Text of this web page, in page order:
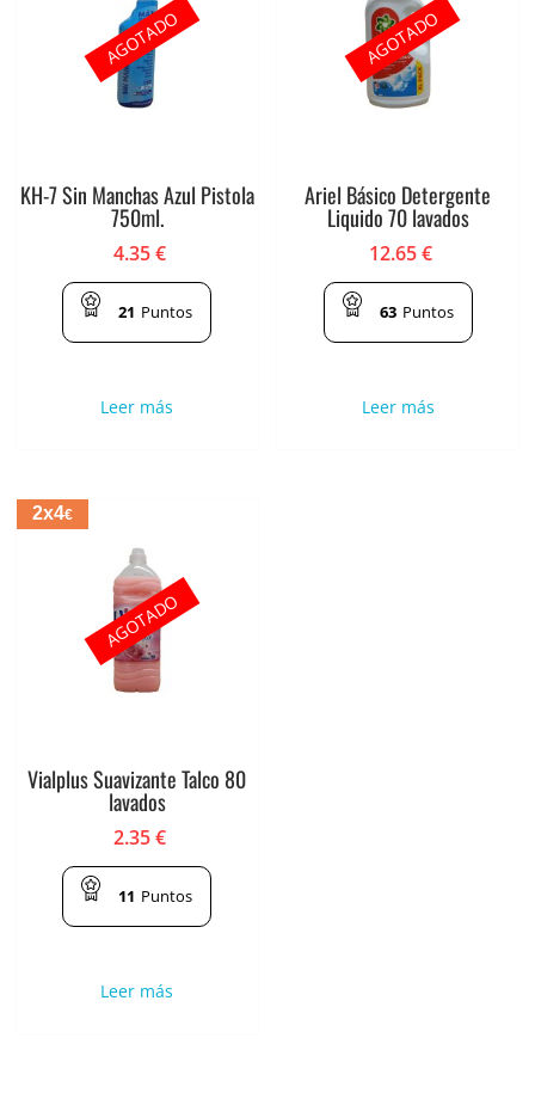
KH-7 Sin Manchas Azul Pistola
750ml.
4.35€
21 Puntos
Leer más
AGOTADO
Ariel Básico Detergente
Liquido 70 lavados
12.65€
63 Puntos
Leer más
AGOTADO
2x4€
Vialplus Suavizante Talco 80
lavados
2.35€
11 Puntos
Leer más
AGOTADO